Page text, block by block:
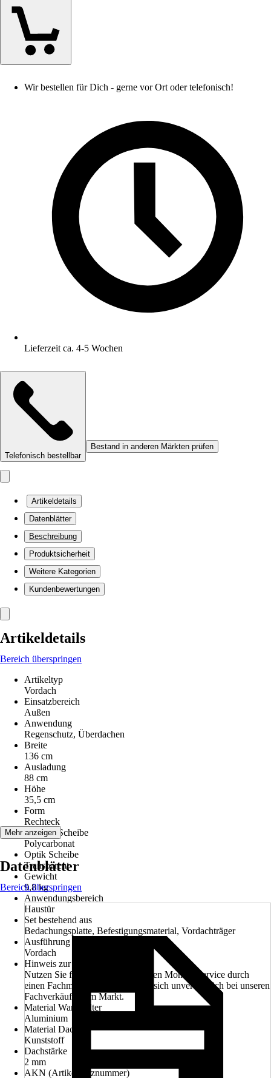
Wir bestellen für Dich - gerne vor Ort oder telefonisch!
Lieferzeit ca. 4-5 Wochen
Telefonisch bestellbar
Bestand in anderen Märkten prüfen
Artikeldetails
Datenblätter
Beschreibung
Produktsicherheit
Weitere Kategorien
Kundenbewertungen
Artikeldetails
Bereich überspringen
Artikeltyp
Vordach
Einsatzbereich
Außen
Anwendung
Regenschutz, Überdachen
Breite
136 cm
Ausladung
88 cm
Höhe
35,5 cm
Form
Rechteck
Material Scheibe
Polycarbonat
Optik Scheibe
Transparent
Gewicht
9,8 kg
Anwendungsbereich
Haustür
Set bestehend aus
Bedachungsplatte, Befestigungsmaterial, Vordachträger
Ausführung
Vordach
Hinweis zur Montage
Nutzen Sie für die Montage unseren Montageservice durch
einen Fachmann. Informieren Sie sich unverbindlich bei unseren
Fachverkäufern im Markt.
Material Wandhalter
Aluminium
Material Dach
Kunststoff
Dachstärke
2 mm
AKN (Artikelkurznummer)
Mehr anzeigen
Datenblätter
Bereich überspringen